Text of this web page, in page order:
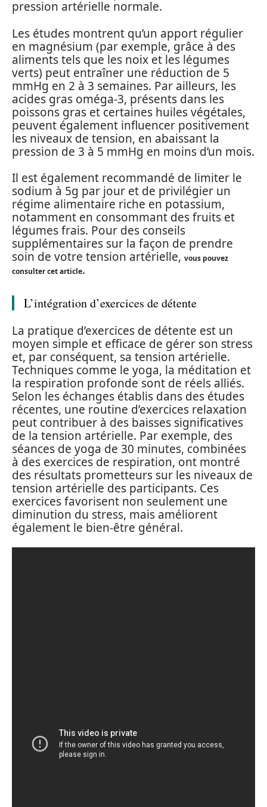
pression artérielle normale.
Les études montrent qu’un apport régulier
en magnésium (par exemple, grâce à des
aliments tels que les noix et les légumes
verts) peut entraîner une réduction de 5
mmHg en 2 à 3 semaines. Par ailleurs, les
acides gras oméga-3, présents dans les
poissons gras et certaines huiles végétales,
peuvent également influencer positivement
les niveaux de tension, en abaissant la
pression de 3 à 5 mmHg en moins d’un mois.
Il est également recommandé de limiter le
sodium à 5g par jour et de privilégier un
régime alimentaire riche en potassium,
notamment en consommant des fruits et
légumes frais. Pour des conseils
supplémentaires sur la façon de prendre
soin de votre tension artérielle, vous pouvez
consulter cet article.
L’intégration d’exercices de détente
La pratique d’exercices de détente est un
moyen simple et efficace de gérer son stress
et, par conséquent, sa tension artérielle.
Techniques comme le yoga, la méditation et
la respiration profonde sont de réels alliés.
Selon les échanges établis dans des études
récentes, une routine d’exercices relaxation
peut contribuer à des baisses significatives
de la tension artérielle. Par exemple, des
séances de yoga de 30 minutes, combinées
à des exercices de respiration, ont montré
des résultats prometteurs sur les niveaux de
tension artérielle des participants. Ces
exercices favorisent non seulement une
diminution du stress, mais améliorent
également le bien-être général.